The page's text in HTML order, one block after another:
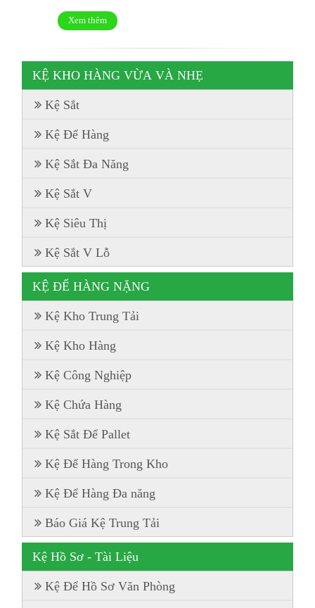
Xem thêm
KỆ KHO HÀNG VỪA VÀ NHẸ
Kệ Sắt
Kệ Để Hàng
Kệ Sắt Đa Năng
Kệ Sắt V
Kệ Siêu Thị
Kệ Sắt V Lỗ
KỆ ĐỂ HÀNG NẶNG
Kệ Kho Trung Tải
Kệ Kho Hàng
Kệ Công Nghiệp
Kệ Chứa Hàng
Kệ Sắt Để Pallet
Kệ Để Hàng Trong Kho
Kệ Để Hàng Đa năng
Báo Giá Kệ Trung Tải
Kệ Hồ Sơ - Tài Liệu
Kệ Để Hồ Sơ Văn Phòng